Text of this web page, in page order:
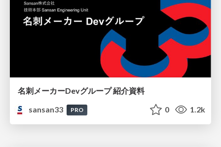
名刺メーカーDevグループ 紹介資料
sansan33
PRO 0 1.2k